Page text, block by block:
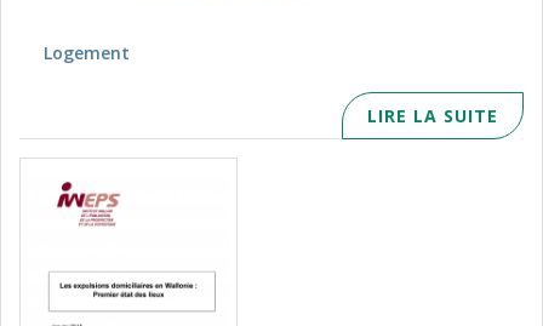
Logement
LIRE LA SUITE